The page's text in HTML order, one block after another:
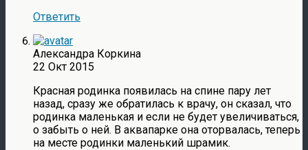
Ответить
Александра Коркина
22 Окт 2015
Красная родинка появилась на спине пару лет
назад, сразу же обратилась к врачу, он сказал, что
родинка маленькая и если не будет увеличиваться,
о забыть о ней. В аквапарке она оторвалась, теперь
на месте родинки маленький шрамик.